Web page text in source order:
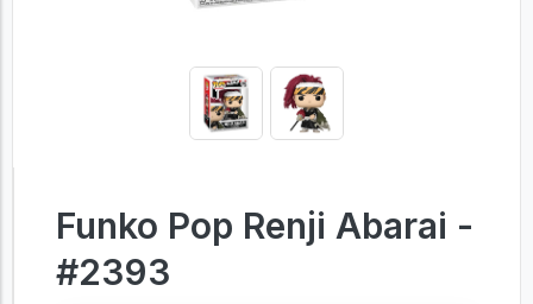
Funko Pop Renji Abarai -
#2393